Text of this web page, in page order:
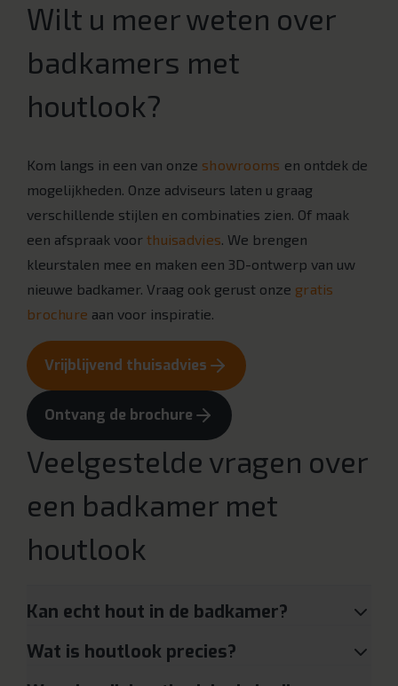
Wilt u meer weten over
badkamers met
houtlook?
Kom langs in een van onze showrooms en ontdek de
mogelijkheden. Onze adviseurs laten u graag
verschillende stijlen en combinaties zien. Of maak
een afspraak voor thuisadvies. We brengen
kleurstalen mee en maken een 3D-ontwerp van uw
nieuwe badkamer. Vraag ook gerust onze gratis
brochure aan voor inspiratie.
Vrijblijvend thuisadvies
Ontvang de brochure
Veelgestelde vragen over
een badkamer met
houtlook
Kan echt hout in de badkamer?
Wat is houtlook precies?